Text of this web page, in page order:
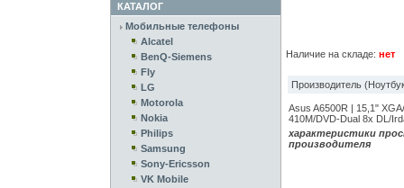
КАТАЛОГ
Мобильные телефоны
Alcatel
BenQ-Siemens
Fly
LG
Motorola
Nokia
Philips
Samsung
Sony-Ericsson
VK Mobile
Наличие на складе: нет
Производитель
Asus A6500R | 15,1"
410M/DVD-Dual 8x DL/
характеристики
производителя